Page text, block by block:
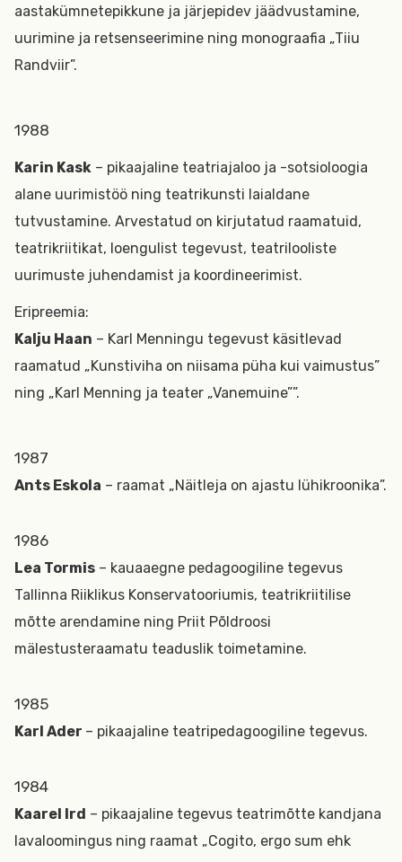
aastakümnetepikkune ja järjepidev jäädvustamine,
uurimine ja retsenseerimine ning monograafia „Tiiu
Randviir”.
1988
Karin Kask – pikaajaline teatriajaloo ja -sotsioloogia
alane uurimistöö ning teatrikunsti laialdane
tutvustamine. Arvestatud on kirjutatud raamatuid,
teatrikriitikat, loengulist tegevust, teatrilooliste
uurimuste juhendamist ja koordineerimist.
Eripreemia:
Kalju Haan – Karl Menningu tegevust käsitlevad
raamatud „Kunstiviha on niisama püha kui vaimustus”
ning „Karl Menning ja teater „Vanemuine””.
1987
Ants Eskola – raamat „Näitleja on ajastu lühikroonika”.
1986
Lea Tormis – kauaaegne pedagoogiline tegevus
Tallinna Riiklikus Konservatooriumis, teatrikriitilise
mõtte arendamine ning Priit Põldroosi
mälestusteraamatu teaduslik toimetamine.
1985
Karl Ader – pikaajaline teatripedagoogiline tegevus.
1984
Kaarel Ird – pikaajaline tegevus teatrimõtte kandjana
lavaloomingus ning raamat „Cogito, ergo sum ehk